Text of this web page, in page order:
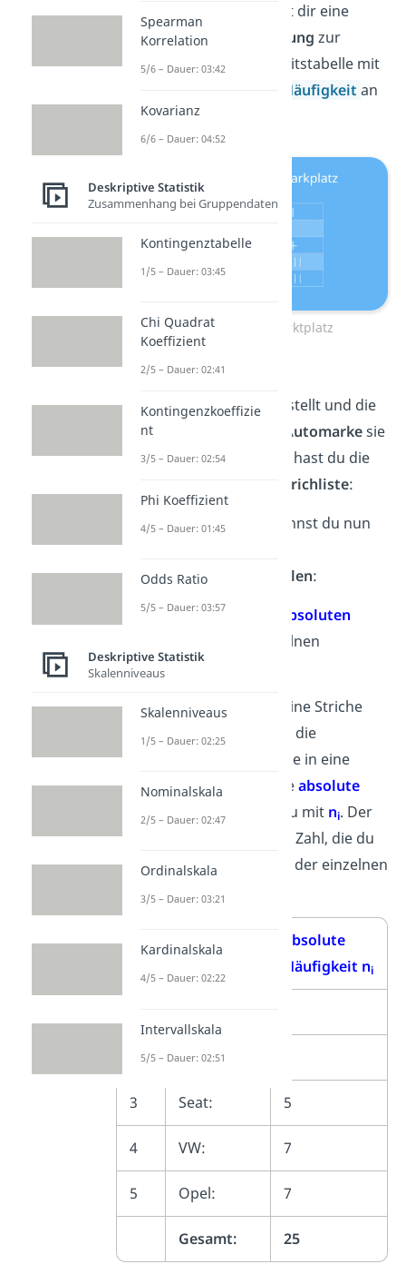
Der folgende Absatz zeigt dir eine
Schritt für Schritt-Anleitung zur
Erstellung einer Häufigkeitstabelle mit
absoluter und relativer Häufigkeit an
einem Beispiel.
Autos auf Supermarktplatz
Du hast dich auf einen
Supermarktparkplatz
gestellt und die
Kunden befragt, welche
Automarkesie
selbst fahren. Dargestellt hast du die
Strichliste:
Mit diesemDatensatz
kannst du nun
Schritt für Schritt eine
Häufigkeitstabelle erstellen:
1. Schritt:Berechne die
absoluten
der einzelnen
Automarken.
Das bedeutet, dass du deine Striche
zählst
und die Zahl hinter die
entsprechende Automarke in eine
extra Spalte schreibst. Dieabsolute
Häufigkeit
bezeichnest du mitni. Der
Buchstabe i steht für eine Zahl, die du
zurDurchnummerierung
der einzelnen
Zeilen verwendest.
Nr. Automarke
absolute
Häufigkeit ni
BMW:
3 Seat: 5
4 VW: 7
5 Opel: 7
Gesamt: 25
Spearman
Korrelation
5/6 – Dauer: 03:42
Kovarianz
6/6 – Dauer: 04:52
Deskriptive Statistik
Zusammenhang bei Gruppendaten
Kontingenztabelle
1/5 – Dauer: 03:45
Chi Quadrat
Koeffizient
2/5 – Dauer: 02:41
Kontingenzkoeffizie
nt
3/5 – Dauer: 02:54
Phi Koeffizient
4/5 – Dauer: 01:45
Odds Ratio
5/5 – Dauer: 03:57
Deskriptive Statistik
Skalenniveaus
Skalenniveaus
1/5 – Dauer: 02:25
Nominalskala
2/5 – Dauer: 02:47
Ordinalskala
3/5 – Dauer: 03:21
Kardinalskala
4/5 – Dauer: 02:22
Intervallskala
5/5 – Dauer: 02:51